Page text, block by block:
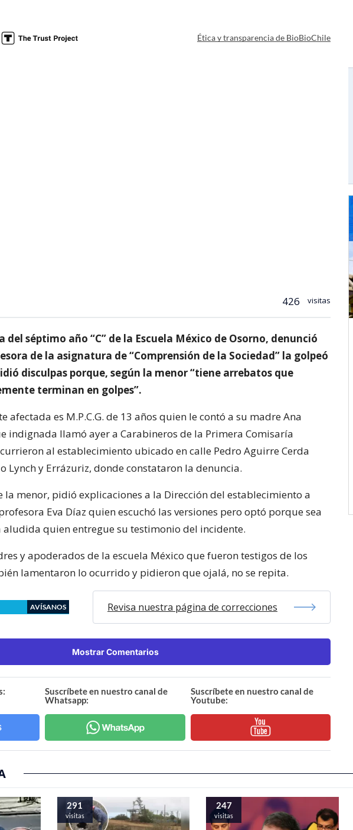
Ética y transparencia de BioBioChile
426 visitas
del séptimo año “C” de la Escuela México de Osorno, denunció
de la asignatura de “Comprensión de la Sociedad” la golpeó
disculpas porque, según la menor “tiene arrebatos que
terminan en golpes”.
afectada es M.P.C.G. de 13 años quien le contó a su madre Ana
indignada llamó ayer a Carabineros de la Primera Comisaría
al establecimiento ubicado en calle Pedro Aguirre Cerda
Lynch y Errázuriz, donde constataron la denuncia.
la menor, pidió explicaciones a la Dirección del establecimiento a
Eva Díaz quien escuchó las versiones pero optó porque sea
aludida quien entregue su testimonio del incidente.
y apoderados de la escuela México que fueron testigos de los
lamentaron lo ocurrido y pidieron que ojalá, no se repita.
AVÍSANOS Revisa nuestra página de correcciones
Mostrar Comentarios
Suscríbete en nuestro canal de
Whatsapp:
Suscríbete en nuestro canal de
Youtube:
291
visitas
247
visitas